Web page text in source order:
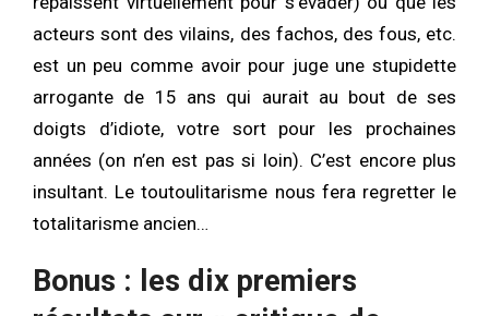
acteurs sont des vilains, des fachos, des fous, etc.
est un peu comme avoir pour juge une stupidette
arrogante de 15 ans qui aurait au bout de ses
doigts d’idiote, votre sort pour les prochaines
années (on n’en est pas si loin). C’est encore plus
insultant. Le toutoulitarisme nous fera regretter le
totalitarisme ancien…
Bonus : les dix premiers